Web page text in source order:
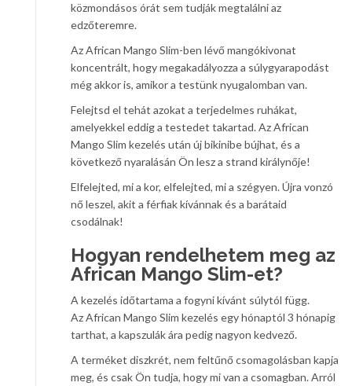
közmondásos órát sem tudják megtalálni az
edzőteremre.
Az African Mango Slim-ben lévő mangókivonat
koncentrált, hogy megakadályozza a súlygyarapodást
még akkor is, amikor a testünk nyugalomban van.
Felejtsd el tehát azokat a terjedelmes ruhákat,
amelyekkel eddig a testedet takartad. Az African
Mango Slim kezelés után új bikinibe bújhat, és a
következő nyaralásán Ön lesz a strand királynője!
Elfelejted, mi a kor, elfelejted, mi a szégyen. Újra vonzó
nő leszel, akit a férfiak kívánnak és a barátaid
csodálnak!
Hogyan rendelhetem meg az
African Mango Slim-et?
A kezelés időtartama a fogyni kívánt súlytól függ.
Az African Mango Slim kezelés egy hónaptól 3 hónapig
tarthat, a kapszulák ára pedig nagyon kedvező.
A terméket diszkrét, nem feltűnő csomagolásban kapja
meg, és csak Ön tudja, hogy mi van a csomagban. Arról